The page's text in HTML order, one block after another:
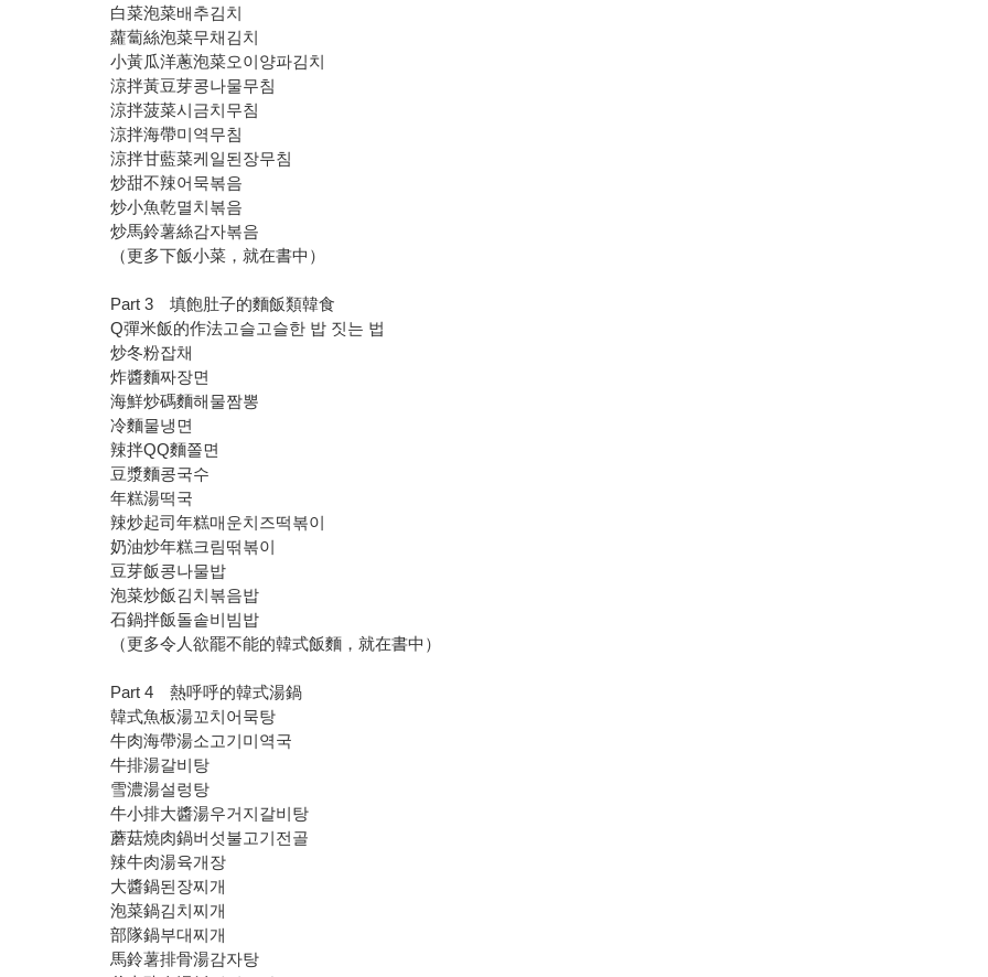
白菜泡菜배추김치
蘿蔔絲泡菜무채김치
小黃瓜洋蔥泡菜오이양파김치
涼拌黃豆芽콩나물무침
涼拌菠菜시금치무침
涼拌海帶미역무침
涼拌甘藍菜케일된장무침
炒甜不辣어묵볶음
炒小魚乾멸치볶음
炒馬鈴薯絲감자볶음
（更多下飯小菜，就在書中）
Part 3 填飽肚子的麵飯類韓食
Q彈米飯的作法고슬고슬한 밥 짓는 법
炒冬粉잡채
炸醬麵짜장면
海鮮炒碼麵해물짬뽕
冷麵물냉면
辣拌QQ麵쫄면
豆漿麵콩국수
年糕湯떡국
辣炒起司年糕매운치즈떡볶이
奶油炒年糕크림떢볶이
豆芽飯콩나물밥
泡菜炒飯김치볶음밥
石鍋拌飯돌솥비빔밥
（更多令人欲罷不能的韓式飯麵，就在書中）
Part 4 熱呼呼的韓式湯鍋
韓式魚板湯꼬치어묵탕
牛肉海帶湯소고기미역국
牛排湯갈비탕
雪濃湯설렁탕
牛小排大醬湯우거지갈비탕
蘑菇燒肉鍋버섯불고기전골
辣牛肉湯육개장
大醬鍋된장찌개
泡菜鍋김치찌개
部隊鍋부대찌개
馬鈴薯排骨湯감자탕